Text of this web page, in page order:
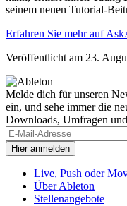
seinem neuen Tutorial-
Erfahren Sie mehr auf
Veröffentlicht am 23.
Melde dich für unseren
ein, und sehe immer die
Downloads, Umfragen
Live, Push oder
Über Ableton
Stellenangebote